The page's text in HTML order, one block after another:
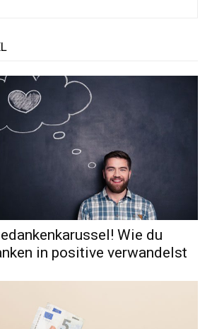
Wie du
in positive verwandelst